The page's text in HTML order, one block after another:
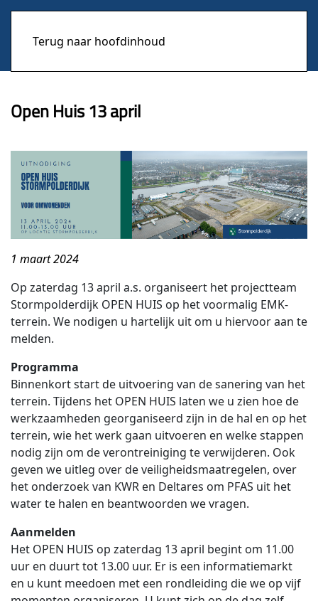
Terug naar hoofdinhoud
Open Huis 13 april
1 maart 2024
Op zaterdag 13 april a.s. organiseert het projectteam
Stormpolderdijk OPEN HUIS op het voormalig EMK-
terrein. We nodigen u hartelijk uit om u hiervoor aan te
melden.
Programma
Binnenkort start de uitvoering van de sanering van het
terrein. Tijdens het OPEN HUIS laten we u zien hoe de
werkzaamheden georganiseerd zijn in de hal en op het
terrein, wie het werk gaan uitvoeren en welke stappen
nodig zijn om de verontreiniging te verwijderen. Ook
geven we uitleg over de veiligheidsmaatregelen, over
het onderzoek van KWR en Deltares om PFAS uit het
water te halen en beantwoorden we vragen.
Aanmelden
Het OPEN HUIS op zaterdag 13 april begint om 11.00
uur en duurt tot 13.00 uur. Er is een informatiemarkt
en u kunt meedoen met een rondleiding die we op vijf